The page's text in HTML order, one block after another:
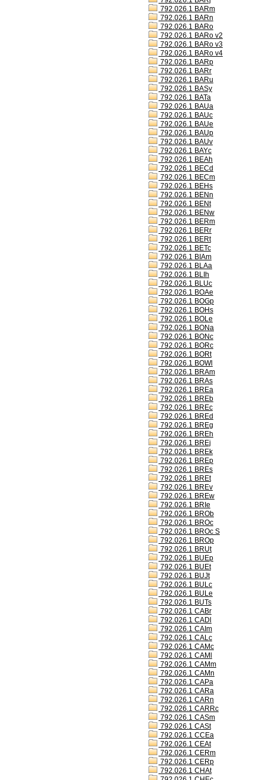
792.026.1 BARm
792.026.1 BARn
792.026.1 BARo
792.026.1 BARo v2
792.026.1 BARo v3
792.026.1 BARo v4
792.026.1 BARp
792.026.1 BARr
792.026.1 BARu
792.026.1 BASy
792.026.1 BATa
792.026.1 BAUa
792.026.1 BAUc
792.026.1 BAUe
792.026.1 BAUp
792.026.1 BAUv
792.026.1 BAYc
792.026.1 BEAh
792.026.1 BECd
792.026.1 BECm
792.026.1 BEHs
792.026.1 BENn
792.026.1 BENt
792.026.1 BENw
792.026.1 BERm
792.026.1 BERr
792.026.1 BERt
792.026.1 BETc
792.026.1 BIAm
792.026.1 BLAa
792.026.1 BLIh
792.026.1 BLUc
792.026.1 BOAe
792.026.1 BOGp
792.026.1 BOHs
792.026.1 BOLe
792.026.1 BONa
792.026.1 BONc
792.026.1 BORc
792.026.1 BORt
792.026.1 BOWl
792.026.1 BRAm
792.026.1 BRAs
792.026.1 BREa
792.026.1 BREb
792.026.1 BREc
792.026.1 BREd
792.026.1 BREg
792.026.1 BREh
792.026.1 BREj
792.026.1 BREk
792.026.1 BREp
792.026.1 BREs
792.026.1 BREt
792.026.1 BREv
792.026.1 BREw
792.026.1 BRIe
792.026.1 BROb
792.026.1 BROc
792.026.1 BROc S
792.026.1 BROp
792.026.1 BRUt
792.026.1 BUEp
792.026.1 BUEt
792.026.1 BUJt
792.026.1 BULc
792.026.1 BULe
792.026.1 BUTs
792.026.1 CABr
792.026.1 CADl
792.026.1 CAIm
792.026.1 CALc
792.026.1 CAMc
792.026.1 CAMl
792.026.1 CAMm
792.026.1 CAMn
792.026.1 CAPa
792.026.1 CARa
792.026.1 CARn
792.026.1 CARRc
792.026.1 CASm
792.026.1 CASt
792.026.1 CCEa
792.026.1 CEAt
792.026.1 CERm
792.026.1 CERp
792.026.1 CHAt